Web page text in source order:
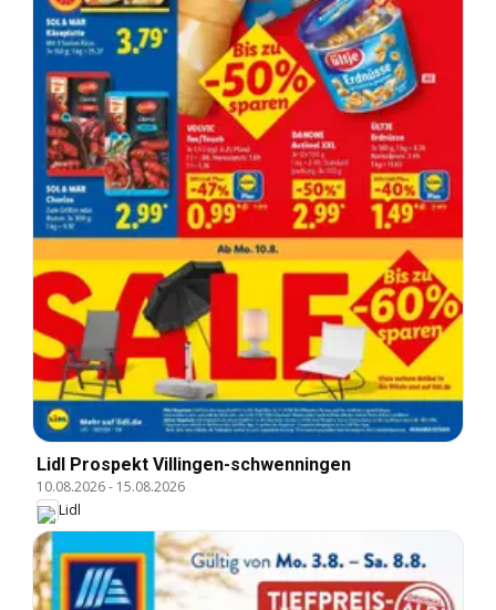
Lidl Prospekt Villingen-schwenningen
10.08.2026- 15.08.2026
Lidl